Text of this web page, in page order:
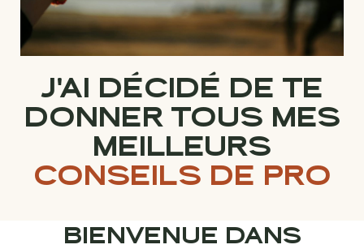
J'AI DÉCIDÉ DE TE
DONNER TOUS MES
MEILLEURS
CONSEILS DE PRO
BIENVENUE DANS